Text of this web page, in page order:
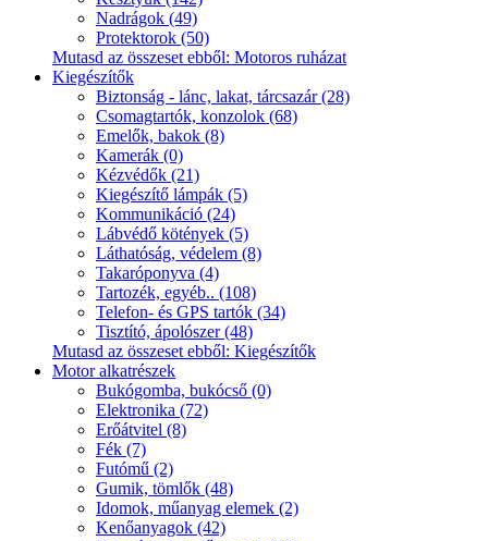
Nadrágok (49)
Protektorok (50)
Mutasd az összeset ebből: Motoros ruházat
Kiegészítők
Biztonság - lánc, lakat, tárcsazár (28)
Csomagtartók, konzolok (68)
Emelők, bakok (8)
Kamerák (0)
Kézvédők (21)
Kiegészítő lámpák (5)
Kommunikáció (24)
Lábvédő kötények (5)
Láthatóság, védelem (8)
Takaróponyva (4)
Tartozék, egyéb.. (108)
Telefon- és GPS tartók (34)
Tisztító, ápolószer (48)
Mutasd az összeset ebből: Kiegészítők
Motor alkatrészek
Bukógomba, bukócső (0)
Elektronika (72)
Erőátvitel (8)
Fék (7)
Futómű (2)
Gumik, tömlők (48)
Idomok, műanyag elemek (2)
Kenőanyagok (42)